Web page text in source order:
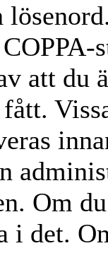
att du
Om
i det.